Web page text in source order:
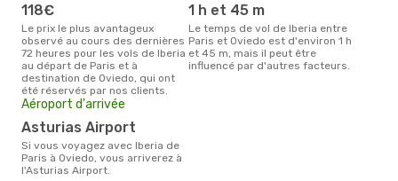
118€
Le prix le plus avantageux
observé au cours des dernières
72 heures pour les vols de Iberia
au départ de Paris et à
destination de Oviedo, qui ont
été réservés par nos clients.
1 h et 45 m
Le temps de vol de Iberia entre
Paris et Oviedo est d'environ 1 h
et 45 m, mais il peut être
influencé par d'autres facteurs.
Aéroport d'arrivée
Asturias Airport
Si vous voyagez avec Iberia de
Paris à Oviedo, vous arriverez à
l'Asturias Airport.